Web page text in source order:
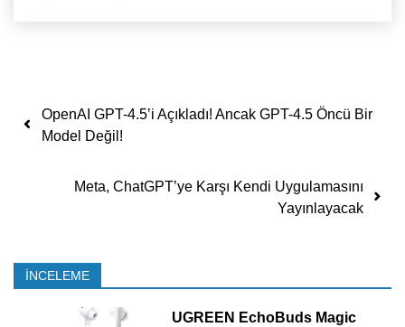
Yazı dolaşımı
OpenAI GPT-4.5’i Açıkladı! Ancak GPT-4.5 Öncü Bir
Model Değil!
Meta, ChatGPT’ye Karşı Kendi Uygulamasını
Yayınlayacak
İNCELEME
UGREEN EchoBuds Magic